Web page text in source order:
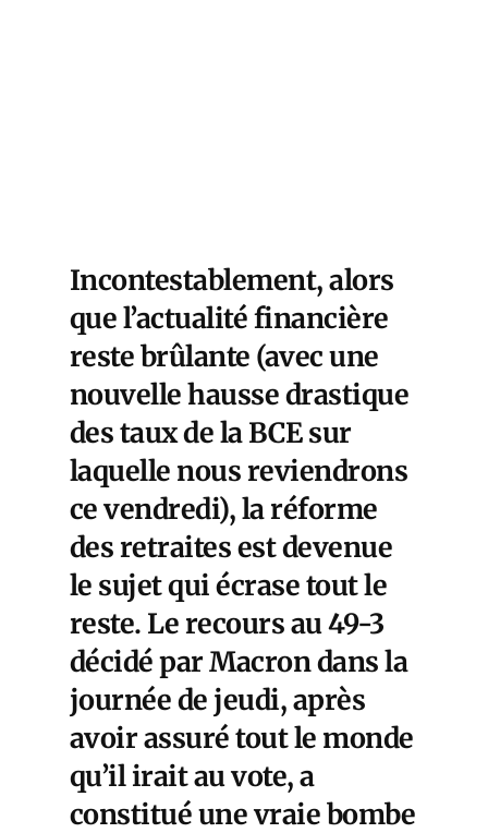
Incontestablement, alors
que l’actualité financière
reste brûlante (avec une
nouvelle hausse drastique
des taux de la BCE sur
laquelle nous reviendrons
ce vendredi), la réforme
des retraites est devenue
le sujet qui écrase tout le
reste. Le recours au 49-3
décidé par Macron dans la
journée de jeudi, après
avoir assuré tout le monde
qu’il irait au vote, a
constitué une vraie bombe